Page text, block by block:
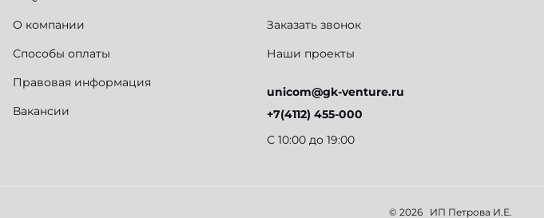
О компании
Способы оплаты
Правовая информация
Вакансии
Заказать звонок
Наши проекты
unicom@gk-venture.ru
+7(4112) 455-000
С 10:00 до 19:00
© 2026 ИП Петрова И.Е.